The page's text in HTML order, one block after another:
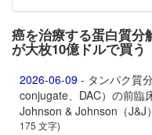
癌を治療する蛋白質
が大枚10億ドルで買う
2026-06-09 - タンパク質
conjugate、DAC）の前臨
Johnson & Johnson（J&J
175 文字)